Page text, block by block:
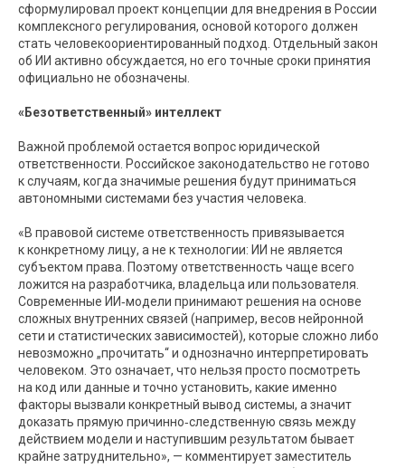
сформулировал проект концепции для внедрения в России
комплексного регулирования, основой которого должен
стать человекоориентированный подход. Отдельный закон
об ИИ активно обсуждается, но его точные сроки принятия
официально не обозначены.
«Безответственный» интеллект
Важной проблемой остается вопрос юридической
ответственности. Российское законодательство не готово
к случаям, когда значимые решения будут приниматься
автономными системами без участия человека.
«В правовой системе ответственность привязывается
к конкретному лицу, а не к технологии: ИИ не является
субъектом права. Поэтому ответственность чаще всего
ложится на разработчика, владельца или пользователя.
Современные ИИ‑модели принимают решения на основе
сложных внутренних связей (например, весов нейронной
сети и статистических зависимостей), которые сложно либо
невозможно „прочитать“ и однозначно интерпретировать
человеком. Это означает, что нельзя просто посмотреть
на код или данные и точно установить, какие именно
факторы вызвали конкретный вывод системы, а значит
доказать прямую причинно‑следственную связь между
действием модели и наступившим результатом бывает
крайне затруднительно», — комментирует заместитель